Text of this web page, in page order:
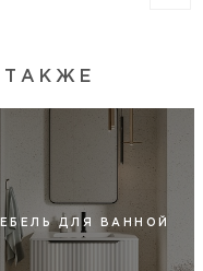
ТАКЖЕ
ДЛЯ ВАННОЙ